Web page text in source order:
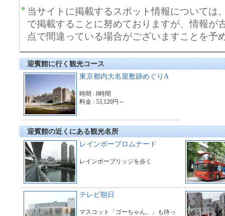
当サイトに掲載するスポット情報については
で掲載することに努めておりますが、情報が
点で間違っている場合がございますことを予
迎賓館に行く観光コース
東京都内大名屋敷跡めぐりA
時間 : 8時間
料金 : 53,120円～
迎賓館の近くにある観光名所
レインボープロムナード
レインボーブリッジを歩く
テレビ朝日
マスコット「ゴーちゃん。」も待っ